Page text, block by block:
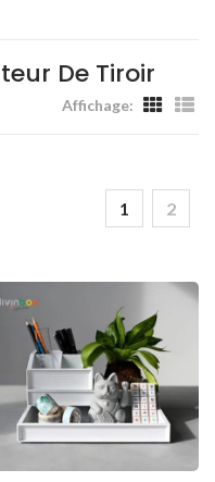
De Tiroir
Affichage:
1 2